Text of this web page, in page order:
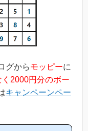
グからモッピーに
く2000円分のボー
キャンペーンペー